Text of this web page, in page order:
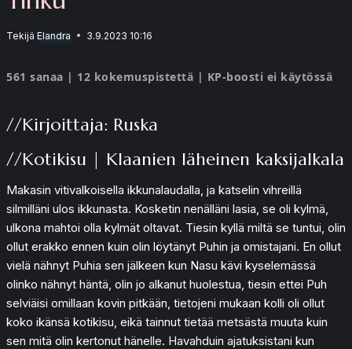
Tekijä Elandra 3.9.2023 10:16
561 sanaa | 12 kokemuspistettä | KP-boosti ei käytössä
//Kirjoittaja: Ruska
//Kotikisu | Klaanien läheinen kaksijalkala
Makasin vitivalkoisella ikkunalaudalla, ja katselin vihreillä
silmilläni ulos ikkunasta. Kosketin nenälläni lasia, se oli kylmä,
ulkona mahtoi olla kylmät oltavat. Tiesin kyllä miltä se tuntui, olin
ollut erakko ennen kuin olin löytänyt Puhin ja omistajani. En ollut
vielä nähnyt Puhia sen jälkeen kun Nasu kävi kyselemässä
olinko nähnyt häntä, olin jo alkanut huolestua, tiesin ettei Puh
selviäisi omillaan kovin pitkään, tietojeni mukaan kolli oli ollut
koko ikänsä kotikisu, eikä tainnut tietää metsästä muuta kuin
sen mitä olin kertonut hänelle. Havahduin ajatuksistani kun